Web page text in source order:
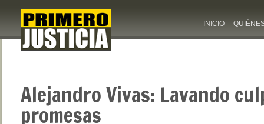
INICIO
Alejandro Vivas: Lavando
promesas